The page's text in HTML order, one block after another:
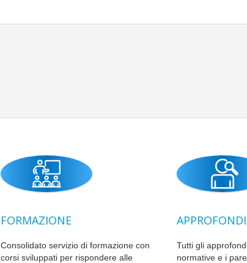
FORMAZIONE
Consolidato servizio di formazione con
corsi sviluppati per rispondere alle
Tutti gli
normative e i